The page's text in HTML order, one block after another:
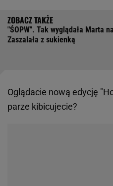
"ŚOPW". Tak wyglądała Marta
Zaszalała z sukienką
Oglądacie nową edycję
parze kibicujecie?